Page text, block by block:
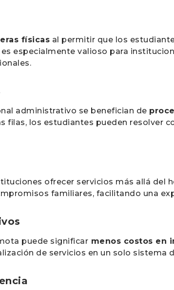
físicas al permitir que los
especialmente valioso para
administrativo se benefician de
filas, los estudiantes pueden resolver
ofrecer servicios más allá del
familiares, facilitando una
puede significar menos costos en
de servicios en un solo sistema